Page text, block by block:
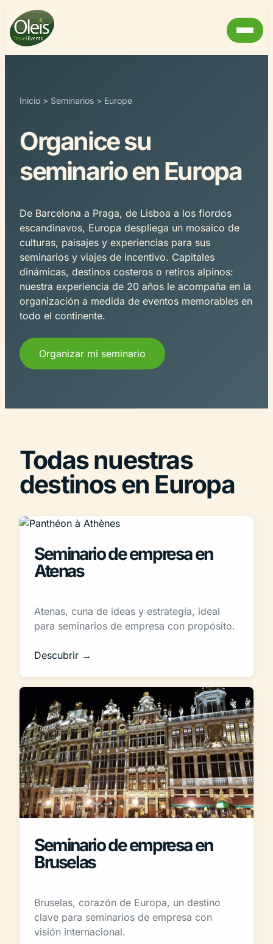
Inicio > Seminarios > Europe
Organice su
seminario en Europa
De Barcelona a Praga, de Lisboa a los fiordos
escandinavos, Europa despliega un mosaico de
culturas, paisajes y experiencias para sus
seminarios y viajes de incentivo. Capitales
dinámicas, destinos costeros o retiros alpinos:
nuestra experiencia de 20 años le acompaña en la
organización a medida de eventos memorables en
todo el continente.
Organizar mi seminario
Todas nuestras
destinos en Europa
Seminario de empresa en
Atenas
Atenas, cuna de ideas y estrategia, ideal
para seminarios de empresa con propósito.
Descubrir →
Seminario de empresa en
Bruselas
Bruselas, corazón de Europa, un destino
clave para seminarios de empresa con
visión internacional.